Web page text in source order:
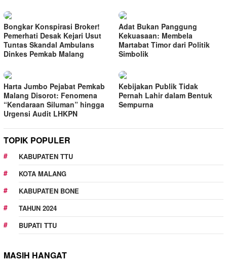
Bongkar Konspirasi Broker!
Pemerhati Desak Kejari Usut
Tuntas Skandal Ambulans
Dinkes Pemkab Malang
Adat Bukan Panggung
Kekuasaan: Membela
Martabat Timor dari Politik
Simbolik
Harta Jumbo Pejabat Pemkab
Malang Disorot: Fenomena
“Kendaraan Siluman” hingga
Urgensi Audit LHKPN
Kebijakan Publik Tidak
Pernah Lahir dalam Bentuk
Sempurna
TOPIK POPULER
KABUPATEN TTU
KOTA MALANG
KABUPATEN BONE
TAHUN 2024
BUPATI TTU
MASIH HANGAT